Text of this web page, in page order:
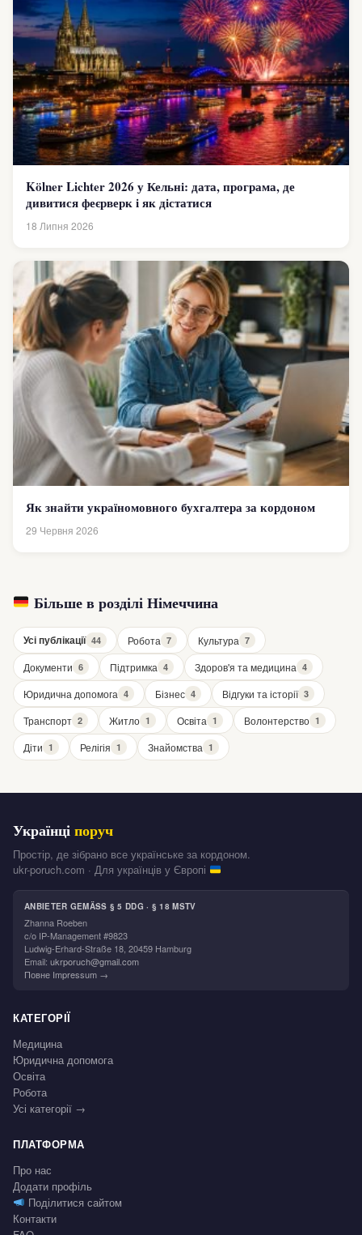
Kölner Lichter 2026 у Кельні: дата, програма, де
дивитися феєрверк і як дістатися
18 Липня 2026
Як знайти україномовного бухгалтера за кордоном
29 Червня 2026
Більше в розділі Німеччина
Усі публікації 44 Робота 7 Культура 7
Документи 6 Підтримка 4 Здоров'я та медицина 4
Юридична допомога 4 Бізнес 4 Відгуки та історії 3
Транспорт 2 Житло 1 Освіта 1 Волонтерство 1
Діти 1 Релігія 1 Знайомства 1
Українціпоруч
Простір, де зібрано все українське за кордоном.
ukr-poruch.com · Для українців у Європі
ANBIETER GEMÄSS § 5 DDG · § 18 MSTV
Zhanna Roeben
c/o IP-Management #9823
Ludwig-Erhard-Straße 18, 20459 Hamburg
Email: ukrporuch@gmail.com
Повне Impressum →
КАТЕГОРІЇ
Медицина
Юридична допомога
Освіта
Робота
Усі категорії →
ПЛАТФОРМА
Про нас
Додати профіль
Поділитися сайтом
Контакти